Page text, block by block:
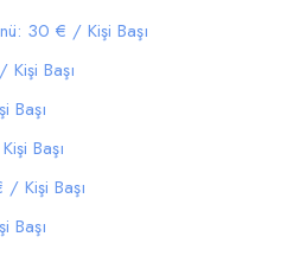
30 € / Kişi Başı
Başı
Başı
Başı
Kişi Başı
Başı